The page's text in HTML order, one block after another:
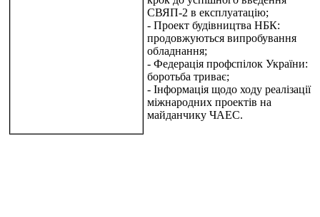
СВЯП-2 в експлуатацію;
- Проект будівництва НБК:
продовжуються випробування
обладнання;
- Федерація профспілок України:
боротьба триває;
- Інформація щодо ходу реалізації
міжнародних проектів на
майданчику ЧАЕС.